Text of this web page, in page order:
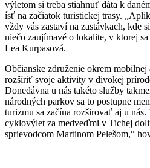
výletom si treba stiahnuť dáta k
ísť na začiatok turistickej trasy.
vždy vás zastaví na zastávkach, kde
niečo zaujímavé o lokalite, v ktorej
Lea Kurpasová.
Občianske združenie okrem
rozšíriť svoje aktivity v divokej
Donedávna u nás takéto služby
národných parkov sa to postupne
turizmu sa začína rozširovať aj u
cyklovýlet za medveďmi v Tichej
sprievodcom Martinom Pelešom,“